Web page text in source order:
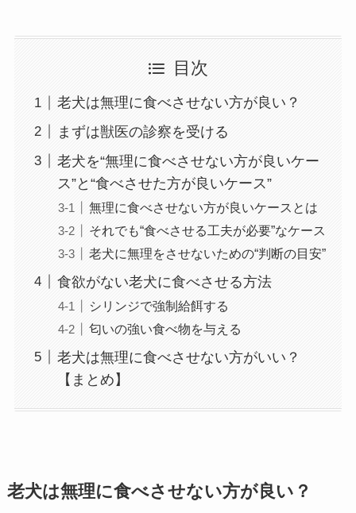
目次
老犬は無理に食べさせない方が良い？
まずは獣医の診察を受ける
老犬を“無理に食べさせない方が良いケー
ス”と“食べさせた方が良いケース”
無理に食べさせない方が良いケースとは
それでも“食べさせる工夫が必要”なケース
老犬に無理をさせないための“判断の目安”
食欲がない老犬に食べさせる方法
シリンジで強制給餌する
匂いの強い食べ物を与える
老犬は無理に食べさせない方がいい？
【まとめ】
老犬は無理に食べさせない方が良い？